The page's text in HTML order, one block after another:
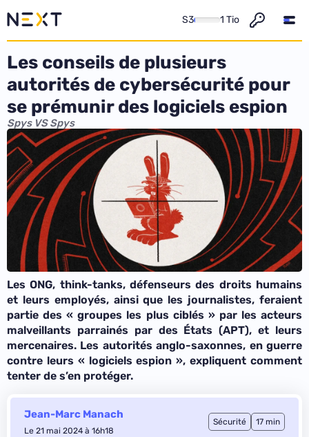
S3 1 Tio
Les conseils de plusieurs
autorités de cybersécurité pour
se prémunir des logiciels espion
Spys VS Spys
Les ONG, think-tanks, défenseurs des droits humains
et leurs employés, ainsi que les journalistes, feraient
partie des « groupes les plus ciblés » par les acteurs
malveillants parrainés par des États (APT), et leurs
mercenaires. Les autorités anglo-saxonnes, en guerre
contre leurs « logiciels espion », expliquent comment
tenter de s’en protéger.
Jean-Marc Manach
Le 21 mai 2024 à 16h18
Sécurité 17 min